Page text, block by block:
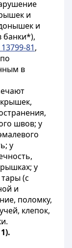
и
и
банки*),
81,
в
швов; у
у
у
(с
и
поломку,
клепок,